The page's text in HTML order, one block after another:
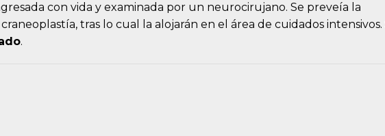
con vida y examinada por un neurocirujano. Se preveía la
tras lo cual la alojarán en el área de cuidados intensivos.
.